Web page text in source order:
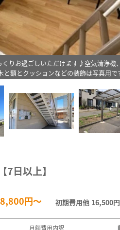
りお過ごしいただけます♪空気清浄機、
額とクッションなどの装飾は写真用で
7日以上】
円～ 初期費用他 16,500
月額費用内訳